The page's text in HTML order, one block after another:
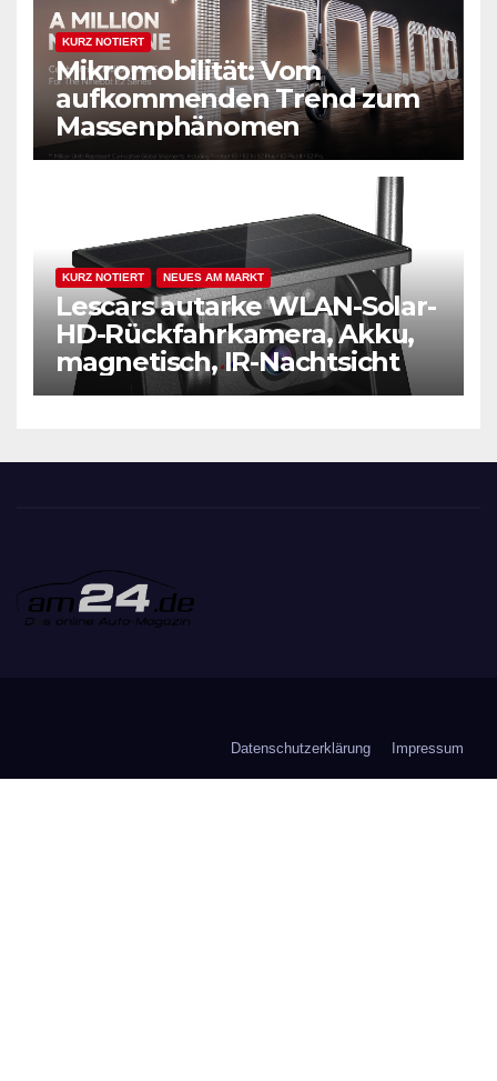
KURZ NOTIERT
Mikromobilität: Vom
aufkommenden Trend zum
Massenphänomen
KURZ NOTIERT NEUES AM MARKT
Lescars autarke WLAN-Solar-
HD-Rückfahrkamera, Akku,
magnetisch, IR-Nachtsicht
Datenschutzerklärung Impressum